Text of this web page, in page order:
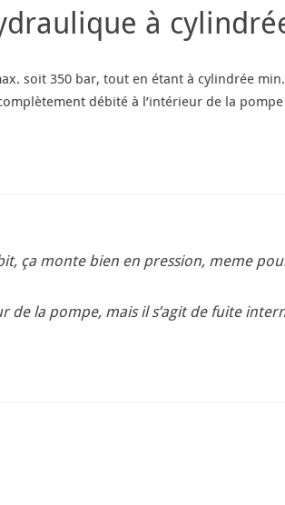
à
soit 350 bar, tout en étant à cylindrée
débité à l’intérieur de la
ça monte bien en pression, meme
de la pompe, mais il s’agit de fuite